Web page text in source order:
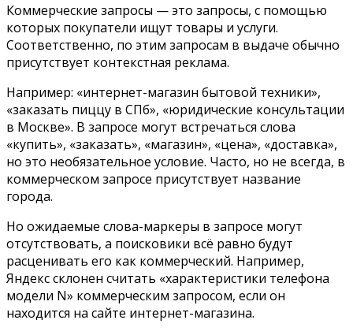
Коммерческие запросы — это запросы, с помощью
которых покупатели ищут товары и услуги.
Соответственно, по этим запросам в выдаче обычно
присутствует контекстная реклама.
Например: «интернет-магазин бытовой техники»,
«заказать пиццу в СПб», «юридические консультации
в Москве». В запросе могут встречаться слова
«купить», «заказать», «магазин», «цена», «доставка»,
но это необязательное условие. Часто, но не всегда, в
коммерческом запросе присутствует название
города.
Но ожидаемые слова-маркеры в запросе могут
отсутствовать, а поисковики всё равно будут
расценивать его как коммерческий. Например,
Яндекс склонен считать «характеристики телефона
модели N» коммерческим запросом, если он
находится на сайте интернет-магазина.